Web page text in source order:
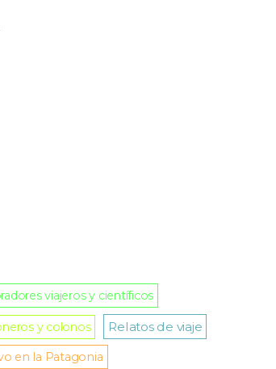
viajeros y científicos
y colonos Relatos de viaje
en la Patagonia